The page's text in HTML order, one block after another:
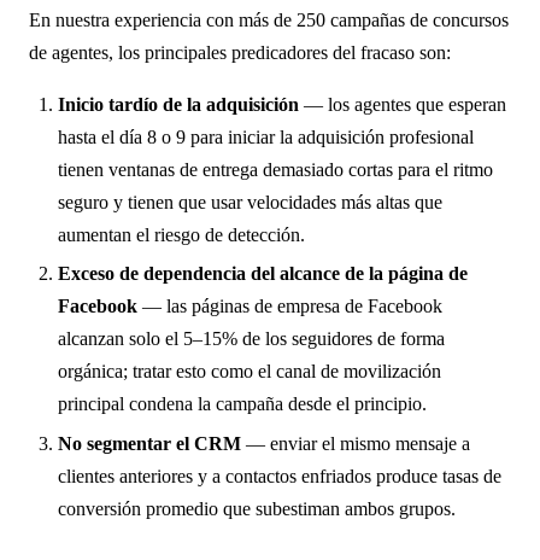
En nuestra experiencia con más de 250 campañas de concursos
de agentes, los principales predicadores del fracaso son:
Inicio tardío de la adquisición — los agentes que esperan
hasta el día 8 o 9 para iniciar la adquisición profesional
tienen ventanas de entrega demasiado cortas para el ritmo
seguro y tienen que usar velocidades más altas que
aumentan el riesgo de detección.
Exceso de dependencia del alcance de la página de
Facebook — las páginas de empresa de Facebook
alcanzan solo el 5–15% de los seguidores de forma
orgánica; tratar esto como el canal de movilización
principal condena la campaña desde el principio.
No segmentar el CRM — enviar el mismo mensaje a
clientes anteriores y a contactos enfriados produce tasas de
conversión promedio que subestiman ambos grupos.